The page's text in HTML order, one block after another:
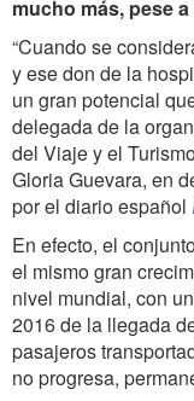
mucho más, pese
“Cuando se
y ese don de la
un gran potencial
delegada de la
del Viaje y el
Gloria Guevara, en
por el diario español
En efecto, el
el mismo gran
nivel mundial, con
2016 de la llegada
pasajeros
no progresa,